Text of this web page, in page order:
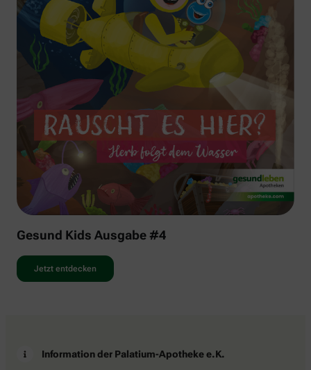
Gesund Kids Ausgabe #4
Jetzt entdecken
Information der Palatium-Apotheke e.K.